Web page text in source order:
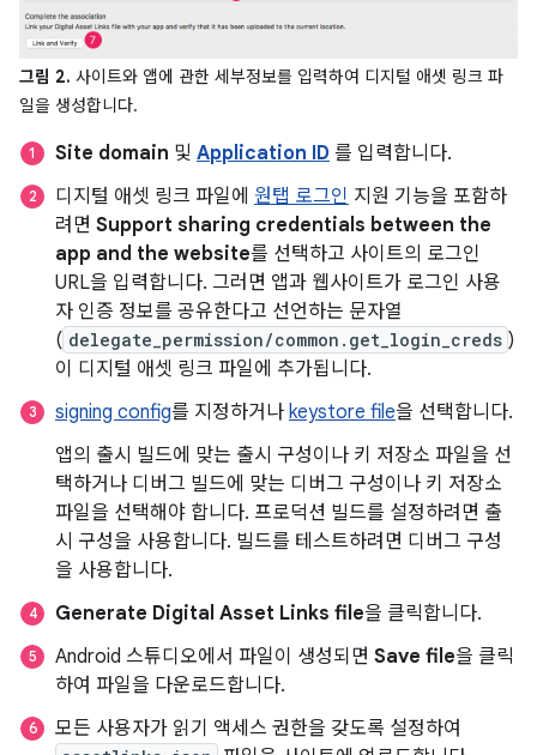
그림 2. 사이트와 앱에 관한 세부정보를 입력하여 디지털 애셋 링크 파
일을 생성합니다.
Site domain 및 Application ID 를 입력합니다.
디지털 애셋 링크 파일에 원탭 로그인 지원 기능을 포함하
려면 Support sharing credentials between the
app and the website를 선택하고 사이트의 로그인
URL을 입력합니다. 그러면 앱과 웹사이트가 로그인 사용
자 인증 정보를 공유한다고 선언하는 문자열
( delegate_permission/common.get_login_creds )
이 디지털 애셋 링크 파일에 추가됩니다.
signing config를 지정하거나 keystore file을 선택합니다.
앱의 출시 빌드에 맞는 출시 구성이나 키 저장소 파일을 선
택하거나 디버그 빌드에 맞는 디버그 구성이나 키 저장소
파일을 선택해야 합니다. 프로덕션 빌드를 설정하려면 출
시 구성을 사용합니다. 빌드를 테스트하려면 디버그 구성
을 사용합니다.
Generate Digital Asset Links file을 클릭합니다.
Android 스튜디오에서 파일이 생성되면 Save file을 클릭
하여 파일을 다운로드합니다.
모든 사용자가 읽기 액세스 권한을 갖도록 설정하여